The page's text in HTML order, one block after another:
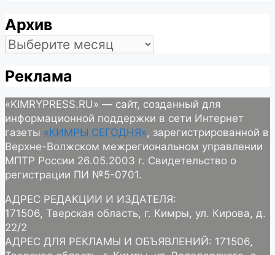
Архив
Архив
Реклама
«KIMRYPRESS.RU» — сайт, созданный для
информационной поддержки в сети Интернет
газеты «КИМРЫ СЕГОДНЯ», зарегистрированной в
Верхне-Волжском межрегиональном управлении
МПТР России 26.05.2003 г. Свидетельство о
регистрации ПИ №5-0701.
АДРЕС РЕДАКЦИИ И ИЗДАТЕЛЯ:
171506, Тверская область, г. Кимры, ул. Кирова, д.
22/2
АДРЕС ДЛЯ РЕКЛАМЫ И ОБЪЯВЛЕНИЙ: 171506,